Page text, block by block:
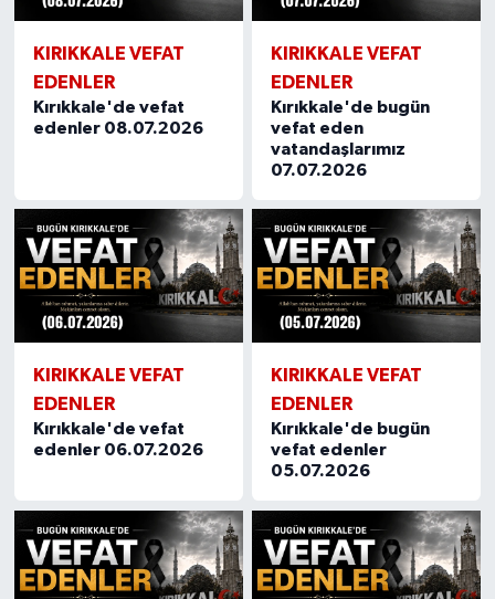
KIRIKKALE VEFAT
EDENLER
Kırıkkale'de vefat
edenler 08.07.2026
KIRIKKALE VEFAT
EDENLER
Kırıkkale'de bugün
vefat eden
vatandaşlarımız
07.07.2026
KIRIKKALE VEFAT
EDENLER
Kırıkkale'de vefat
edenler 06.07.2026
KIRIKKALE VEFAT
EDENLER
Kırıkkale'de bugün
vefat edenler
05.07.2026